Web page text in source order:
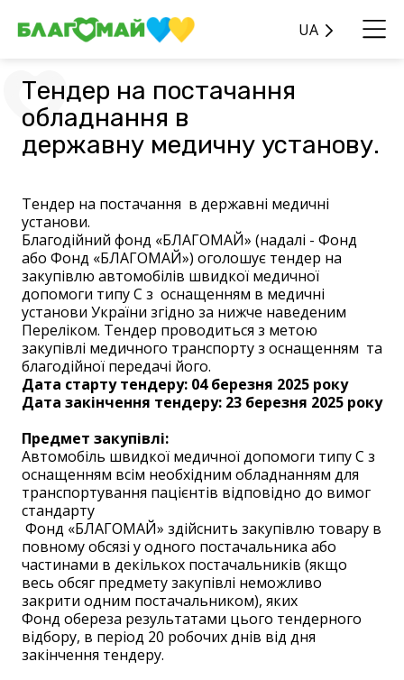
UA
Тендер на постачання
обладнання в
державну медичну установу.
Тендер на постачання в державні медичні
установи.
Благодійний фонд «БЛАГОМАЙ» (надалі - Фонд
або Фонд «БЛАГОМАЙ») оголошує тендер на
закупівлю автомобілів швидкої медичної
допомоги типу С з оснащенням в медичні
установи України згідно за нижче наведеним
Переліком. Тендер проводиться з метою
закупівлі медичного транспорту з оснащенням та
благодійної передачі його.
Дата старту тендеру: 04 березня 2025 року
Дата закінчення тендеру: 23 березня 2025 року
Предмет закупівлі:
Автомобіль швидкої медичної допомоги типу С з
оснащенням всім необхідним обладнанням для
транспортування пацієнтів відповідно до вимог
стандарту
Фонд «БЛАГОМАЙ» здійснить закупівлю товару в
повному обсязі у одного постачальника або
частинами в декількох постачальників (якщо
весь обсяг предмету закупівлі неможливо
закрити одним постачальником), яких
Фонд обереза результатами цього тендерного
відбору, в період 20 робочих днів від дня
закінчення тендеру.